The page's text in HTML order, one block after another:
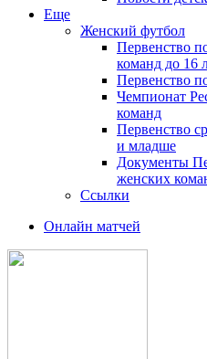
Еще
Женский футбол
Первенство
команд до 16
Первенство
Чемпионат
команд
Первенство
и младше
Документы
женских
Ссылки
Онлайн матчей